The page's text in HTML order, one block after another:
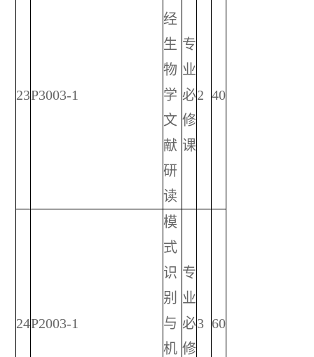
23P3003-1
经
生
物
学
文
献
研
读
专
业
必
修
课
2 40
24P2003-1
模
式
识
别
与
机
专
业
必
修
3 60